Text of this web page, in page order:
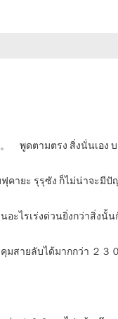
พูดตามตรง สิ่งนั่นเอง บ
คายะ รุรุซัง ก็ไม่น่าจะมีปัญ
ะไรเร่งด่วนยิ่งกว่าสิ่งนั้น
มสายลับได้มากกว่า ２３